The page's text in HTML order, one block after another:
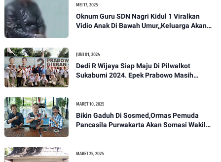
MEI 17, 2025
Oknum Guru SDN Nagri Kidul 1 Viralkan
Vidio Anak Di Bawah Umur,,Keluarga Akan
JUNI 01, 2024
Dedi R Wijaya Siap Maju Di Pilwalkot
Sukabumi 2024. Epek Prabowo Masih
MARET 10, 2025
Bikin Gaduh Di Sosmed,Ormas Pemuda
Pancasila Purwakarta Akan Somasi Wakil
MARET 25, 2025